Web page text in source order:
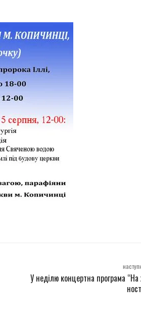
У неділю концертна програма “На